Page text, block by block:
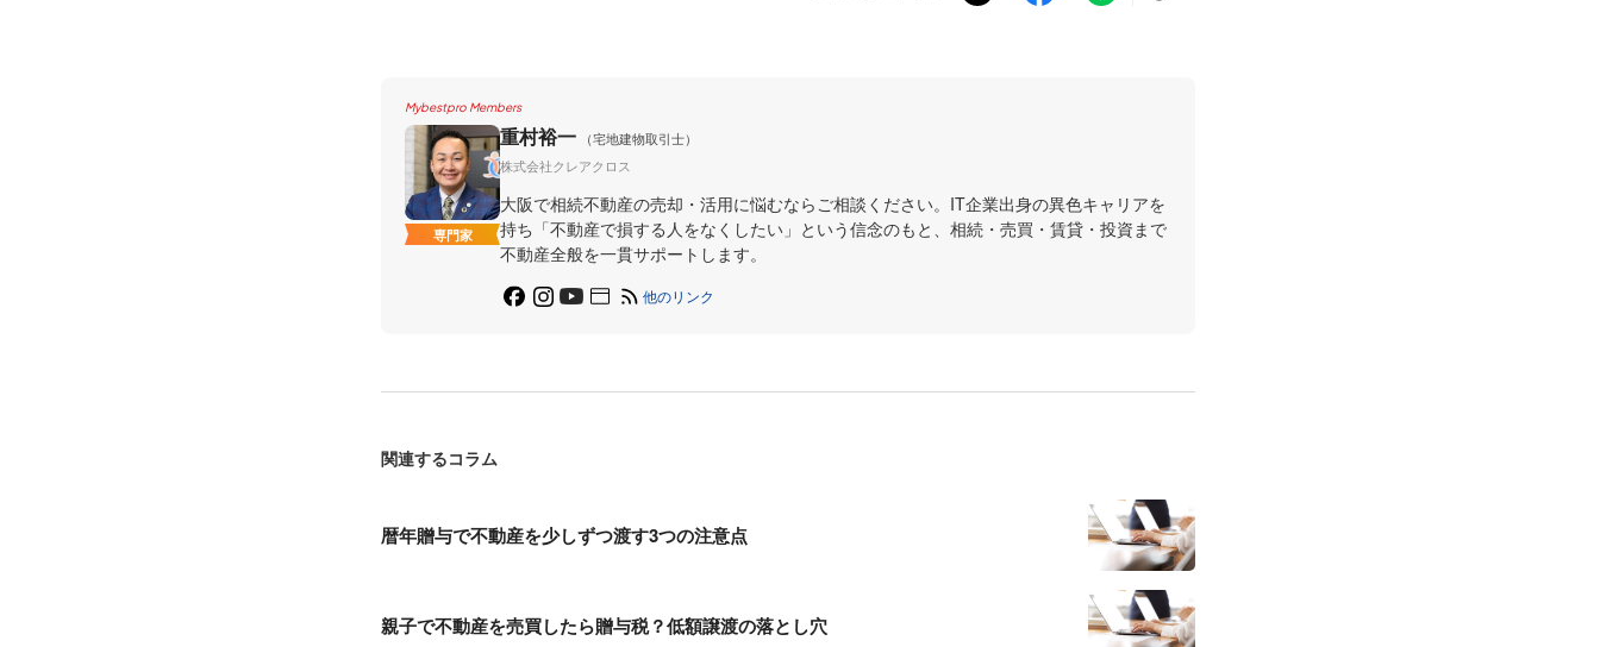
Mybestpro Members
専門家
重村裕一
（宅地建物取引士）
株式会社クレアクロス
大阪で相続不動産の売却・活用に悩むならご相談ください。IT企業出身の異色キャリアを
持ち「不動産で損する人をなくしたい」という信念のもと、相続・売買・賃貸・投資まで
不動産全般を一貫サポートします。
他のリンク
関連するコラム
暦年贈与で不動産を少しずつ渡す3つの注意点
親子で不動産を売買したら贈与税？低額譲渡の落とし穴